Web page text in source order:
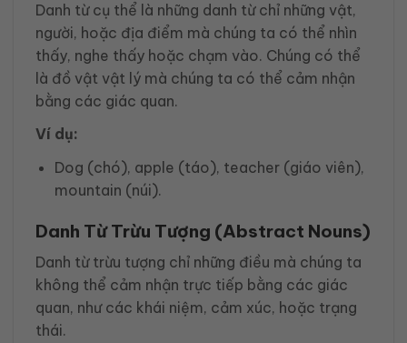
Danh từ cụ thể là những danh từ chỉ những vật,
người, hoặc địa điểm mà chúng ta có thể nhìn
thấy, nghe thấy hoặc chạm vào. Chúng có thể
là đồ vật vật lý mà chúng ta có thể cảm nhận
bằng các giác quan.
Ví dụ:
Dog (chó), apple (táo), teacher (giáo viên),
mountain (núi).
Danh Từ Trừu Tượng (Abstract Nouns)
Danh từ trừu tượng chỉ những điều mà chúng ta
không thể cảm nhận trực tiếp bằng các giác
quan, như các khái niệm, cảm xúc, hoặc trạng
thái.